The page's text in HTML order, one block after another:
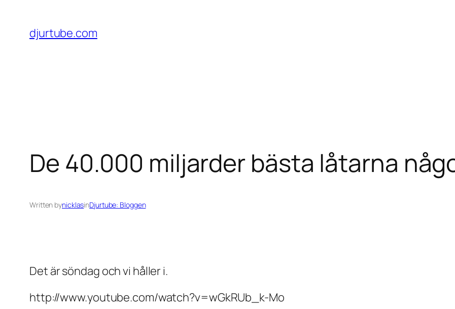
content
djurtube.com
De 40.000 miljarder bästa låtarna
Written bynicklasinDjurtube: Bloggen
Det är söndag och vi håller i.
http://www.youtube.com/watch?v=wGkRUb_k-Mo